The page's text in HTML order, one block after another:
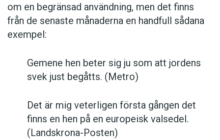
om en begränsad användning, men det finns
från de senaste månaderna en handfull sådana
exempel:
Gemene hen beter sig ju som att jordens
svek just begåtts. (Metro)
Det är mig veterligen första gången det
finns en hen på en europeisk valsedel.
(Landskrona-Posten)